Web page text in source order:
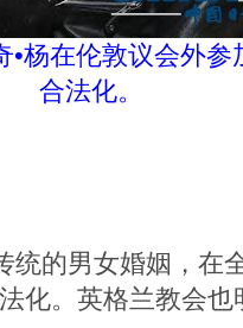
•杨在伦敦议会外
合法化。
统的男女婚姻，在
化。英格兰教会